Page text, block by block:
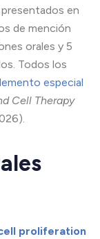
en
de mención
orales y 5
Todos los
especial
Cell Therapy
proliferation